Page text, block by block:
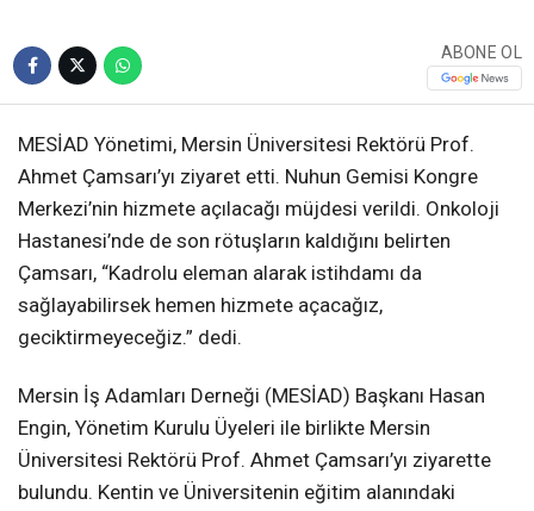
ABONE OL
MESİAD Yönetimi, Mersin Üniversitesi Rektörü Prof.
Ahmet Çamsarı’yı ziyaret etti. Nuhun Gemisi Kongre
Merkezi’nin hizmete açılacağı müjdesi verildi. Onkoloji
Hastanesi’nde de son rötuşların kaldığını belirten
Çamsarı, “Kadrolu eleman alarak istihdamı da
sağlayabilirsek hemen hizmete açacağız,
geciktirmeyeceğiz.” dedi.
Mersin İş Adamları Derneği (MESİAD) Başkanı Hasan
Engin, Yönetim Kurulu Üyeleri ile birlikte Mersin
Üniversitesi Rektörü Prof. Ahmet Çamsarı’yı ziyarette
bulundu. Kentin ve Üniversitenin eğitim alanındaki